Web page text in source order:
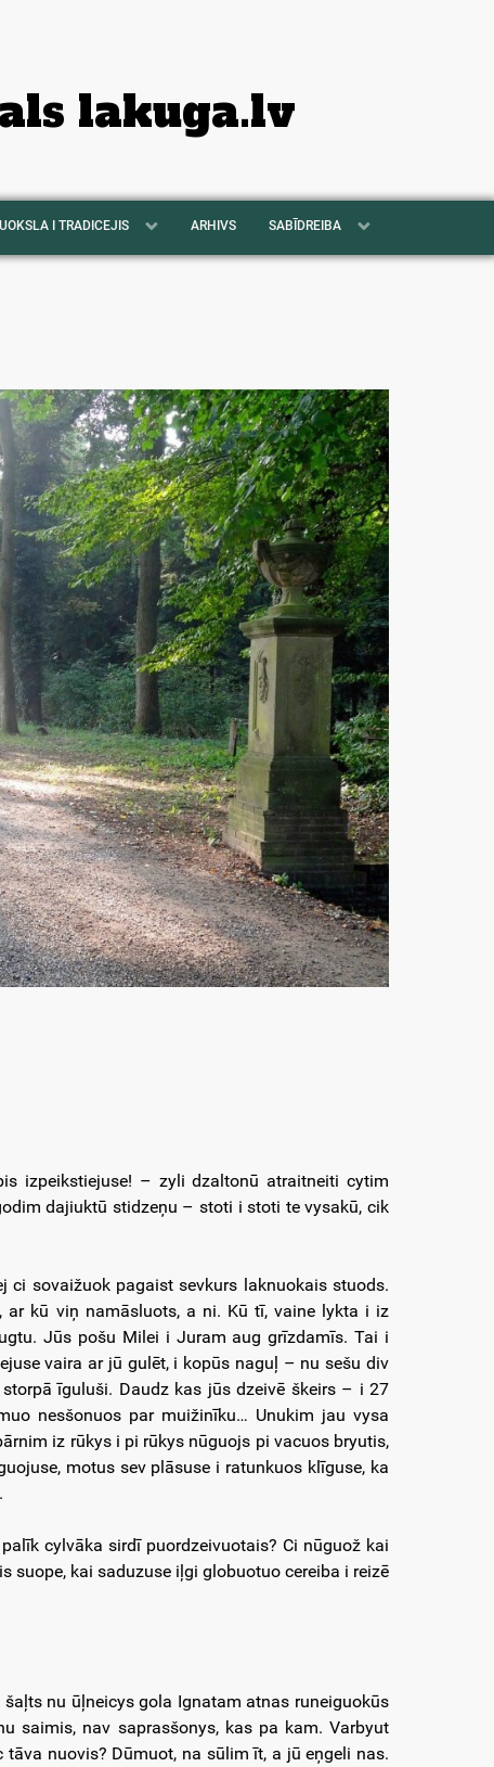
lakuga.lv
I TRADICEJIS ARHIVS SABĪDREIBA
izpeikstiejuse! – zyli dzaltonū atraitneiti cytim
dajiuktū stidzeņu – stoti i stoti te vysakū, cik
ci sovaižuok pagaist sevkurs laknuokais stuods.
ar kū viņ namāsluots, a ni. Kū tī, vaine lykta i iz
Jūs pošu Milei i Juram aug grīzdamīs. Tai i
vaira ar jū gulēt, i kopūs naguļ – nu sešu div
īguluši. Daudz kas jūs dzeivē škeirs – i 27
nesšonuos par muižinīku… Unukim jau vysa
iz rūkys i pi rūkys nūguojs pi vacuos bryutis,
motus sev plāsuse i ratunkuos klīguse, ka
cylvāka sirdī puordzeivuotais? Ci nūguož kai
suope, kai saduzuse iļgi globuotuo cereiba i reizē
nu ūļneicys gola Ignatam atnas runeiguokūs
saimis, nav saprasšonys, kas pa kam. Varbyut
nuovis? Dūmuot, na sūlim īt, a jū eņgeli nas.